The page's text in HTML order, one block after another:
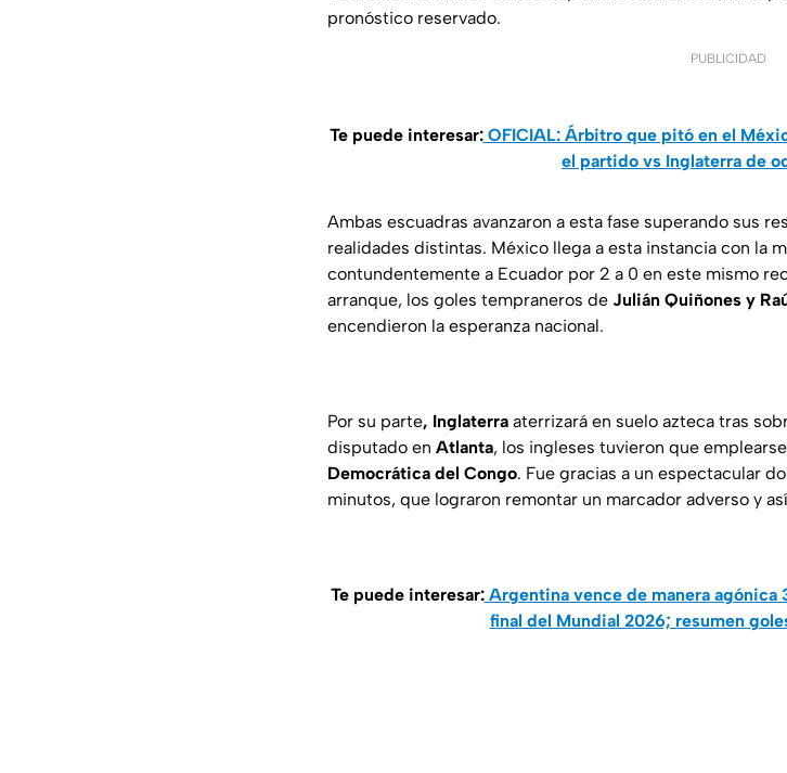
pronóstico reservado.
PUBLICIDAD
Te puede interesar:OFICIAL: Árbitro que pitó en el
el partido vs Inglaterra de
Ambas escuadras avanzaron a esta fase superando sus
realidades distintas. México llega a esta instancia con la
contundentemente a Ecuador por 2 a 0 en este mismo
arranque, los goles tempraneros de Julián Quiñones y
encendieron la esperanza nacional.
Por su parte, Inglaterra aterrizará en suelo azteca tras
disputado en Atlanta, los ingleses tuvieron que
Democrática del Congo. Fue gracias a un espectacular
minutos, que lograron remontar un marcador adverso y
Te puede interesar:Argentina vence de manera agónica
final del Mundial 2026; resumen